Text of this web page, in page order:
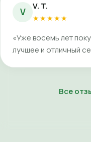
V V. T.
★★★★★
«Уже восемь лет
лучшее и отличный
Все